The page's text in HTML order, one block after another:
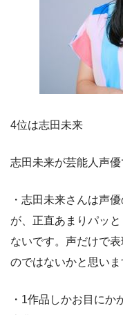
4位は志田未来
志田未来が芸能人声優
・志田未来さんは声
が、正直あまりパッ
ないです。声だけで
のではないかと思いま
・1作品しかお目にか